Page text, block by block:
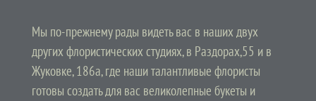
Мы по-прежнему рады видеть вас в наших двух
других флористических студиях, в Раздорах,55 и в
Жуковке, 186а, где наши талантливые флористы
готовы создать для вас великолепные букеты и